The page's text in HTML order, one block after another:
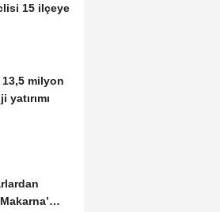
15 ilçeye
13,5 milyon